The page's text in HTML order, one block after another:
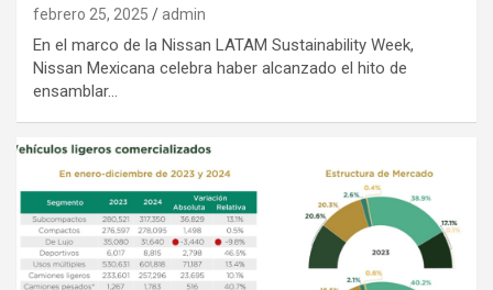
febrero 25, 2025 admin
En el marco de la Nissan LATAM Sustainability Week,
Nissan Mexicana celebra haber alcanzado el hito de
ensamblar…